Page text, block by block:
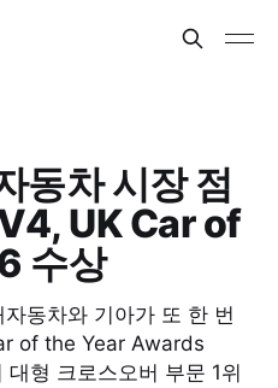
동차 시장 점
UK Car of
수상
동차와 기아가 또 한 번
of the Year Awards
형 크로스오버 부문 1위